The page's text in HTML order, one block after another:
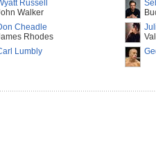
Russell
Walker
Cheadle
Rhodes
Lumbly